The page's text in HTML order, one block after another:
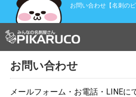
お問い合わせ【名刺のピ
お問い合わせ
メールフォーム・お電話・LINEに